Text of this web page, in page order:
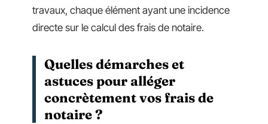
travaux, chaque élément ayant une incidence
directe sur le calcul des frais de notaire.
Quelles démarches et
astuces pour alléger
concrètement vos frais de
notaire ?